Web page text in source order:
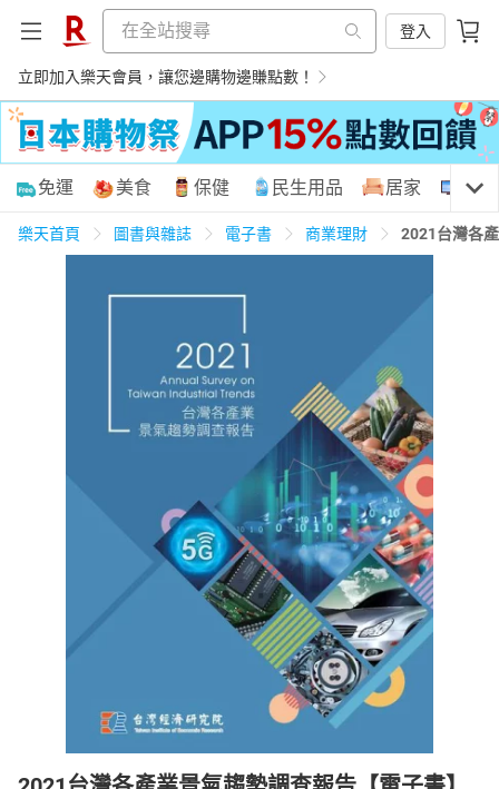
登入
立即加入樂天會員，讓您邊購物邊賺點數！
購物網分類
美食蛋糕 民生用品
3C家電 運動休閒 親子玩具
化妝保養 情趣用品
電子/紙本書
HOT
免運 美食 保健 民生用品 居家 3C
樂天首頁 圖書與雜誌 電子書 商業理財 2021台灣各